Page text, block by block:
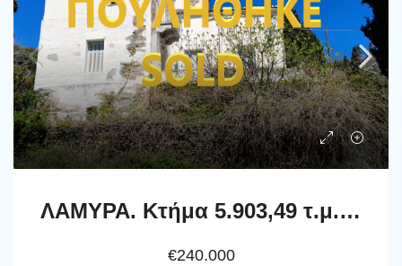
ΛΑΜΥΡΑ. Κτήμα 5.903,49 τ.μ. με παλιό αρχοντικό 367,49 τ.μ., γεώτρηση, ελιές, κλπ
€240.000